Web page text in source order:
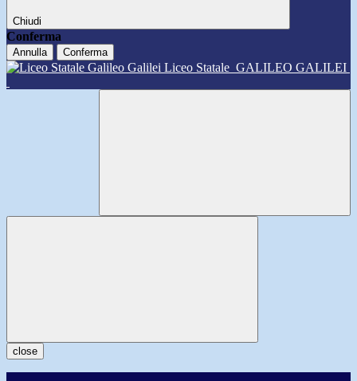
Chiudi
Conferma
Annulla Conferma
Liceo Statale GALILEO GALILEI
close